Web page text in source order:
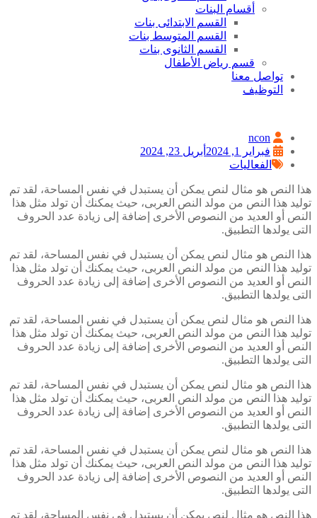
أقسام البنات
القسم الابتدائى بنات
القسم المتوسط بنات
القسم الثانوى بنات
قسم رياض الأطفال
تواصل معنا
التوظيف
ncon
فبراير 1, 2024
أبريل 23, 2024
الفعاليات
هذا النص هو مثال لنص يمكن أن يستبدل في نفس المساحة، لقد تم
توليد هذا النص من مولد النص العربى، حيث يمكنك أن تولد مثل هذا
النص أو العديد من النصوص الأخرى إضافة إلى زيادة عدد الحروف
التى يولدها التطبيق.
هذا النص هو مثال لنص يمكن أن يستبدل في نفس المساحة، لقد تم
توليد هذا النص من مولد النص العربى، حيث يمكنك أن تولد مثل هذا
النص أو العديد من النصوص الأخرى إضافة إلى زيادة عدد الحروف
التى يولدها التطبيق.
هذا النص هو مثال لنص يمكن أن يستبدل في نفس المساحة، لقد تم
توليد هذا النص من مولد النص العربى، حيث يمكنك أن تولد مثل هذا
النص أو العديد من النصوص الأخرى إضافة إلى زيادة عدد الحروف
التى يولدها التطبيق.
هذا النص هو مثال لنص يمكن أن يستبدل في نفس المساحة، لقد تم
توليد هذا النص من مولد النص العربى، حيث يمكنك أن تولد مثل هذا
النص أو العديد من النصوص الأخرى إضافة إلى زيادة عدد الحروف
التى يولدها التطبيق.
هذا النص هو مثال لنص يمكن أن يستبدل في نفس المساحة، لقد تم
توليد هذا النص من مولد النص العربى، حيث يمكنك أن تولد مثل هذا
النص أو العديد من النصوص الأخرى إضافة إلى زيادة عدد الحروف
التى يولدها التطبيق.
هذا النص هو مثال لنص يمكن أن يستبدل في نفس المساحة، لقد تم